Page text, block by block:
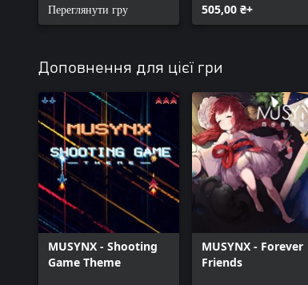
Переглянути гру 505,00 ₴+
Доповнення для цієї гри
MUSYNX - Shooting
Game Theme
MUSYNX - Forever
Friends